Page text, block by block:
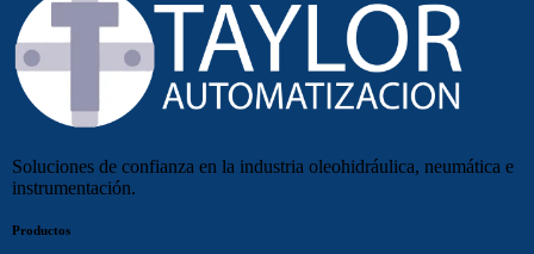
Soluciones de confianza en la industria oleohidráulica, neumática e
instrumentación.
Productos